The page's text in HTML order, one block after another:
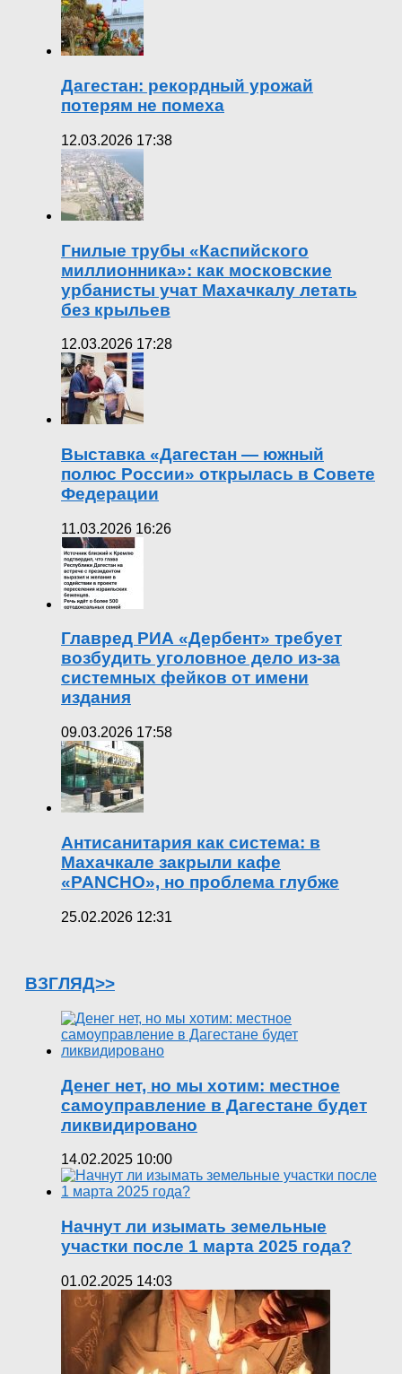
Дагестан: рекордный урожай
потерям не помеха
12.03.2026 17:38
Гнилые трубы «Каспийского
миллионника»: как московские
урбанисты учат Махачкалу летать
без крыльев
12.03.2026 17:28
Выставка «Дагестан — южный
полюс России» открылась в Совете
Федерации
11.03.2026 16:26
Главред РИА «Дербент» требует
возбудить уголовное дело из-за
системных фейков от имени
издания
09.03.2026 17:58
Антисанитария как система: в
Махачкале закрыли кафе
«PANCHO», но проблема глубже
25.02.2026 12:31
ВЗГЛЯД>>
Денег нет, но мы хотим: местное
самоуправление в Дагестане будет
ликвидировано
14.02.2025 10:00
Начнут ли изымать земельные
участки после 1 марта 2025 года?
01.02.2025 14:03